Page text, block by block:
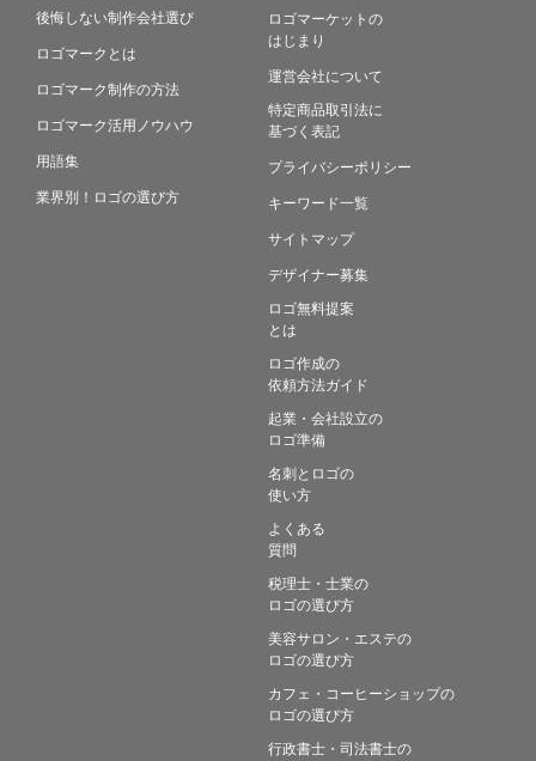
後悔しない制作会社選び
ロゴマークとは
ロゴマーク制作の方法
ロゴマーク活用ノウハウ
用語集
業界別！ロゴの選び方
ロゴマーケットの
はじまり
運営会社について
特定商品取引法に
基づく表記
プライバシーポリシー
キーワード一覧
サイトマップ
デザイナー募集
ロゴ無料提案
とは
ロゴ作成の
依頼方法ガイド
起業・会社設立の
ロゴ準備
名刺とロゴの
使い方
よくある
質問
税理士・士業の
ロゴの選び方
美容サロン・エステの
ロゴの選び方
カフェ・コーヒーショップの
ロゴの選び方
行政書士・司法書士の